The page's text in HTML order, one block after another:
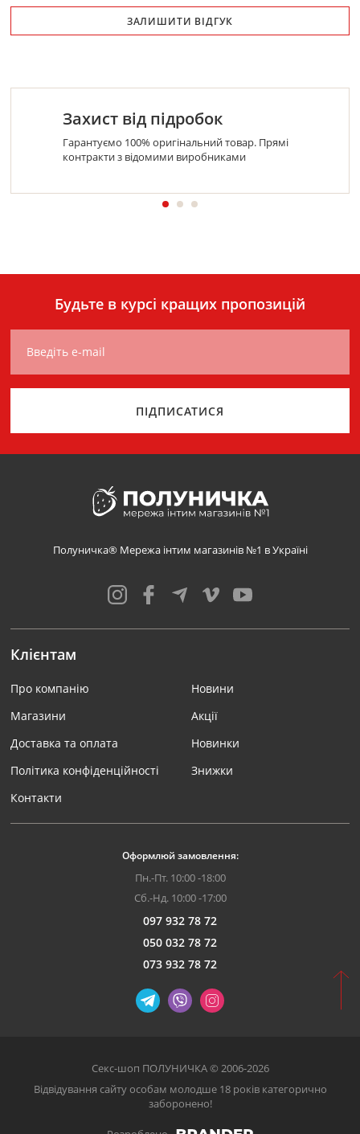
ЗАЛИШИТИ ВІДГУК
Захист від підробок
Гарантуємо 100% оригінальний товар. Прямі
контракти з відомими виробниками
Будьте в курсі кращих пропозицій
Введіть e-mail
ПІДПИСАТИСЯ
Полуничка® Мережа інтим магазинів №1 в Україні
Клієнтам
Про компанію
Магазини
Доставка та оплата
Політика конфіденційності
Контакти
Новини
Акції
Новинки
Знижки
Оформлюй замовлення:
Пн.-Пт. 10:00 -18:00
Сб.-Нд. 10:00 -17:00
097 932 78 72
050 032 78 72
073 932 78 72
Секс-шоп ПОЛУНИЧКА © 2006-2026
Відвідування сайту особам молодше 18 років категорично
заборонено!